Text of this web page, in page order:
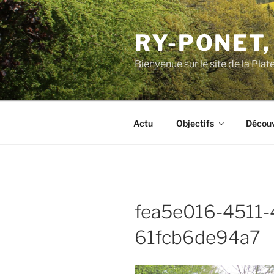
Aller
au
contenu
principal
RY-
Bienvenue sur le site de la
Actu Objectifs
fea5e016-
61fcb6de94a7